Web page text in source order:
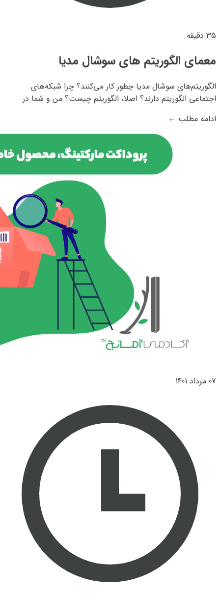
35 دقیقه
معمای الگوریتم های سوشال مدیا
الگوریتم‌های سوشال مدیا چطور کار می‌کنند؟ چرا شبکه‌‌های
اجتماعی الگوریتم دارند؟ اصلا،‌ الگوریتم چیست؟ من و شما در
دوستان مشترک زیادی داشته باشیم و تقریبا هر کسی را که من در
اینستاگرام فالو کردم شما هم...
ادامه مطلب ←
07 مرداد 1401